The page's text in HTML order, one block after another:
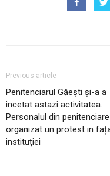
Previous article
Penitenciarul Găești și-a a
incetat astazi activitatea.
Personalul din
organizat un protest in
instituției